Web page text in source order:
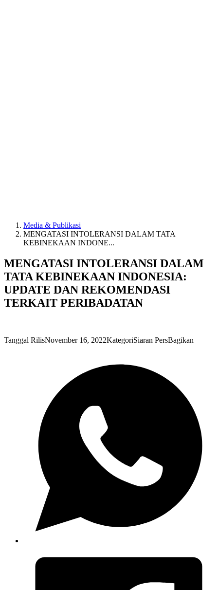
Media & Publikasi
MENGATASI INTOLERANSI DALAM TATA
KEBINEKAAN INDONE...
MENGATASI INTOLERANSI DALAM
TATA KEBINEKAAN INDONESIA:
UPDATE DAN REKOMENDASI
TERKAIT PERIBADATAN
Tanggal RilisNovember 16, 2022KategoriSiaran PersBagikan